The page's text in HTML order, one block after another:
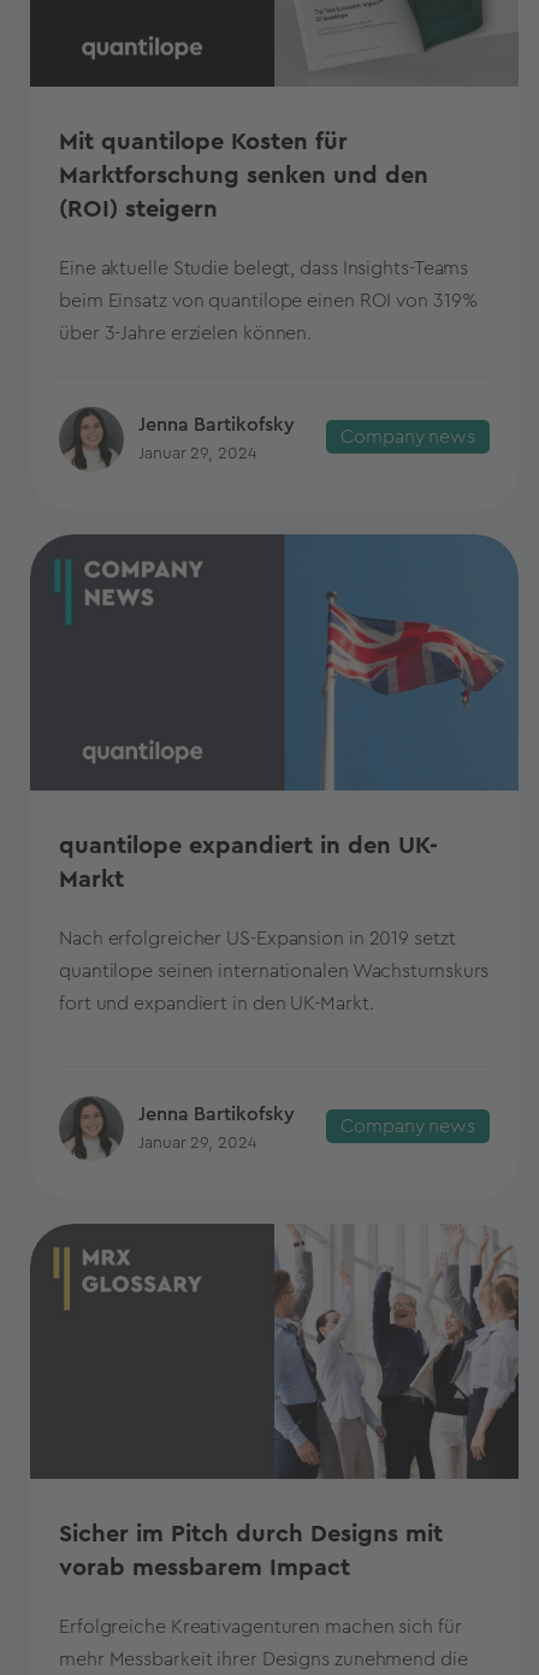
Mit quantilope Kosten für
Marktforschung senken und den
(ROI) steigern
Eine aktuelle Studie belegt, dass Insights-Teams
beim Einsatz von quantilope einen ROI von 319%
über 3-Jahre erzielen können.
Jenna Bartikofsky
Januar 29, 2024
Company news
quantilope expandiert in den UK-
Markt
Nach erfolgreicher US-Expansion in 2019 setzt
quantilope seinen internationalen Wachstumskurs
fort und expandiert in den UK-Markt.
Jenna Bartikofsky
Januar 29, 2024
Company news
Sicher im Pitch durch Designs mit
vorab messbarem Impact
Erfolgreiche Kreativagenturen machen sich für
mehr Messbarkeit ihrer Designs zunehmend die